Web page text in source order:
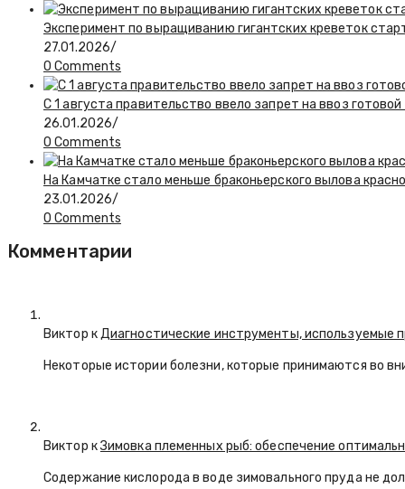
Эксперимент по выращиванию гигантских креветок
27.01.2026/
0 Comments
С 1 августа правительство ввело запрет на ввоз
26.01.2026/
0 Comments
На Камчатке стало меньше браконьерского вылова
23.01.2026/
0 Comments
Комментарии
Виктор кДиагностические инструменты, используемые
Некоторые истории болезни, которые принимаются во
Виктор кЗимовка племенных рыб: обеспечение
Содержание кислорода в воде зимовального пруда не